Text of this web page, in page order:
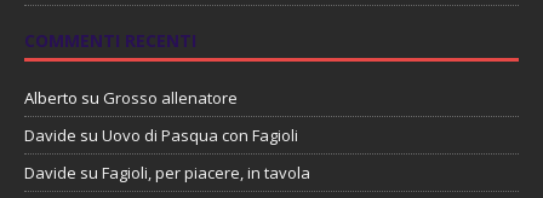
COMMENTI RECENTI
Alberto su Grosso allenatore
Davide su Uovo di Pasqua con Fagioli
Davide su Fagioli, per piacere, in tavola